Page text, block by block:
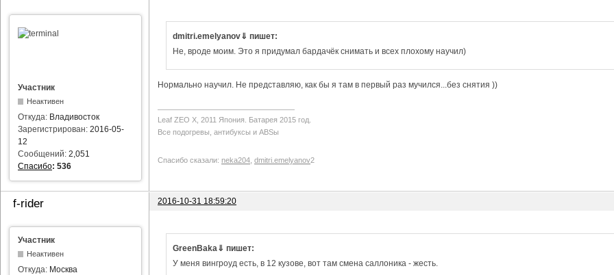
Участник
Неактивен
Откуда: Владивосток
Зарегистрирован: 2016-05-
12
Сообщений: 2,051
Спасибо: 536
dmitri.emelyanov⇓ пишет:
Не, вроде моим. Это я придумал бардачёк снимать и всех плохому научил)
Нормально научил. Не представляю, как бы я там в первый раз мучился...без снятия ))
Leaf ZEO Х, 2011 Япония. Батарея 2015 год.
Все подогревы, антибуксы и ABSы
Спасибо сказали: neka204 dmitri.emelyanov2
f-rider 2016-10-31 18:59:20
Участник
Неактивен
Откуда: Москва
GreenBaka⇓ пишет:
У меня вингроуд есть, в 12 кузове, вот там смена саллоника - жесть.